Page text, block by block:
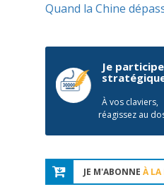
Quand la Chine
Je
À vos claviers,
réagissez au
JE M'ABONNE À LA